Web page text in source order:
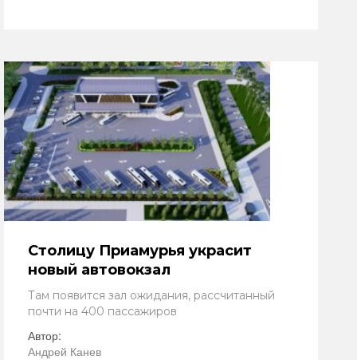
Столицу Приамурья украсит
новый автовокзал
Там появится зал ожидания, рассчитанный
почти на 400 пассажиров
Автор:
Андрей Канев